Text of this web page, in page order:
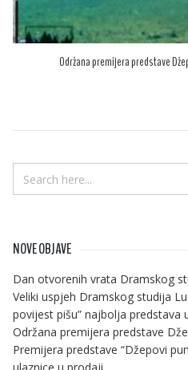
Održana premijera predstave
NOVE OBJAVE
Dan otvorenih vrata Dramskog
Veliki uspjeh Dramskog studija
povijest pišu” najbolja predstava
Održana premijera predstave
Premijera predstave “Džepovi